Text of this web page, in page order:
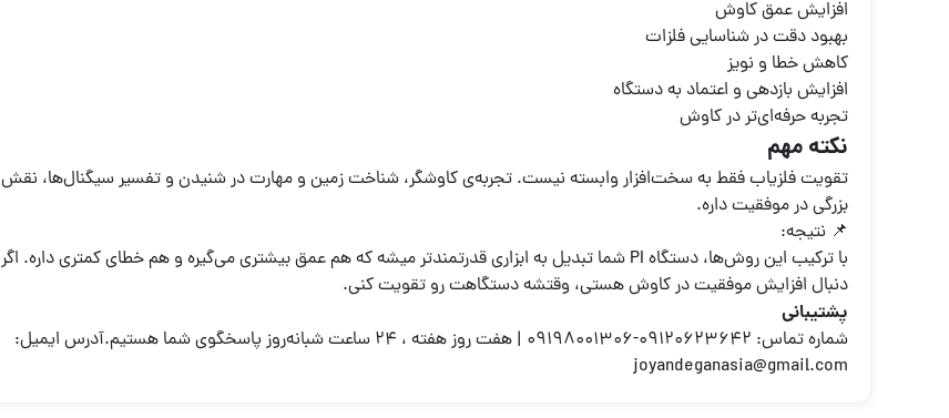
افزایش عمق کاوش
بهبود دقت در شناسایی فلزات
کاهش خطا و نویز
افزایش بازدهی و اعتماد به دستگاه
تجربه حرفه‌ای‌تر در کاوش
نکته مهم
تقویت فلزیاب فقط به سخت‌افزار وابسته نیست. تجربه‌ی کاوشگر، شناخت زمین و مهارت در شنیدن و تفسیر سیگنال‌ها، نقش
بزرگی در موفقیت داره.
📌 نتیجه:
با ترکیب این روش‌ها، دستگاه PI شما تبدیل به ابزاری قدرتمندتر میشه که هم عمق بیشتری می‌گیره و هم خطای کمتری داره. اگر
دنبال افزایش موفقیت در کاوش هستی، وقتشه دستگاهت رو تقویت کنی.
پشتیبانی
شماره تماس: 09120623642-09198001306 | هفت روز هفته ، 24 ساعت شبانه‌روز پاسخگوی شما هستیم.آدرس ایمیل:
joyandeganasia@gmail.com